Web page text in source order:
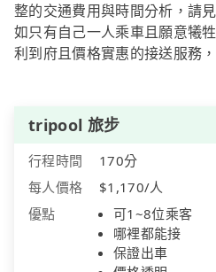
整的交通費用與時間分析，請
如只有自己一人乘車且願意犧
利到府且價格實惠的接送服務
tripool 旅步
行程時間
170分
每人價格
$1,170/人
優點
可1~8位乘客
哪裡都能接
保證出車